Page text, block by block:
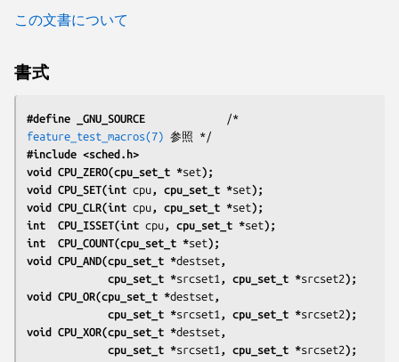
この文書について
書式
#define _GNU_SOURCE
feature_test_macros(7)
#include <sched.h>
void CPU_ZERO(cpu_set_t *set);
void CPU_SET(int cpu , cpu_set_t *set);
void CPU_CLR(int cpu , cpu_set_t *set);
int  CPU_ISSET(int cpu , cpu_set_t *set);
int  CPU_COUNT(cpu_set_t *set);
void CPU_AND(cpu_set_t *destset ,
             cpu_set_t *
srcset1 , cpu_set_t *srcset2);
void CPU_OR(cpu_set_t *destset ,
             cpu_set_t *
srcset1 , cpu_set_t *srcset2);
void CPU_XOR(cpu_set_t *destset ,
             cpu_set_t *
srcset1 , cpu_set_t *srcset2);